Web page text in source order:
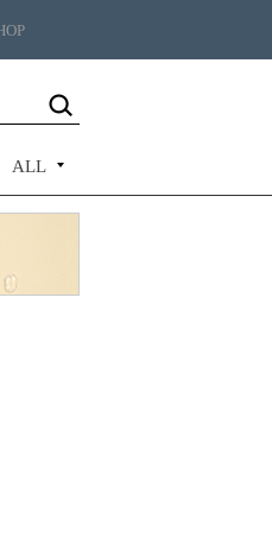
ALL